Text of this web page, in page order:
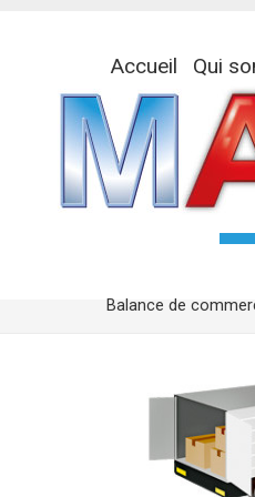
Accueil Qui
Balance de